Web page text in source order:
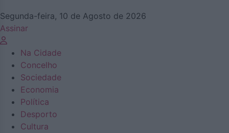
Segunda-feira, 10 de Agosto de 2026
Assinar
Na Cidade
Concelho
Sociedade
Economia
Política
Desporto
Cultura